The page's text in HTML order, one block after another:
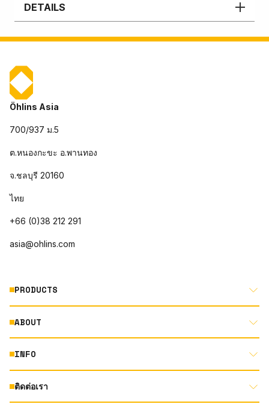
DETAILS
Öhlins Asia
700/937 ม.5
ต.หนองกะขะ อ.พานทอง
จ.ชลบุรี 20160
ไทย
+66 (0)38 212 291
asia@ohlins.com
PRODUCTS
MOTORCYCLE
AUTOMOTIVE
ABOUT
ABOUT US
RACING
INFO
DOCUMENT LIBRARY
ติดต่อเรา